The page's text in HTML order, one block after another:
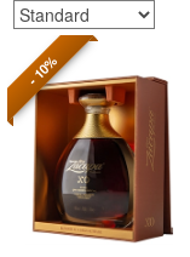
- 10%